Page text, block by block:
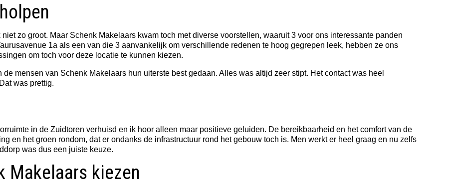
zo groot. Maar Schenk Makelaars kwam toch met diverse voorstellen, waaruit 3 voor ons interessante panden
1a als een van die 3 aanvankelijk om verschillende redenen te hoog gegrepen leek, hebben ze ons
om toch voor deze locatie te kunnen kiezen.
mensen van Schenk Makelaars hun uiterste best gedaan. Alles was altijd zeer stipt. Het contact was heel
was prettig.
in de Zuidtoren verhuisd en ik hoor alleen maar positieve geluiden. De bereikbaarheid en het comfort van de
en het groen rondom, dat er ondanks de infrastructuur rond het gebouw toch is. Men werkt er heel graag en nu zelfs
was dus een juiste keuze.
Makelaars kiezen